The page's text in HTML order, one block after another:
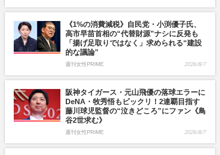
《1%の消費減税》自民党・小渕優子氏、
高市早苗首相の“代替財源”ナシに反発も
「揚げ足取りではなく」求められる“建設
的な議論”
週刊女性PRIME 2026/8/7
阪神タイガース・元山飛優の落球エラーに
DeNA・牧秀悟もビックリ！2連覇目指す
藤川球児監督の“泣きどころ”にファン《鳥
谷2世求む》
週刊女性PRIME 2026/8/7